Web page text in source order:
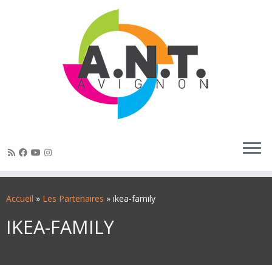
auAccueil » Les Partenaires » ikea-family
IKEA-FAMILY